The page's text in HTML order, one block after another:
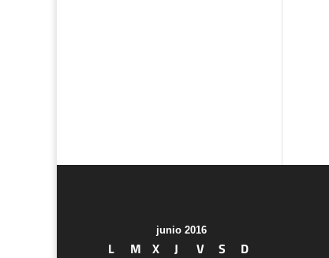
junio 2016
L M X J V S
D